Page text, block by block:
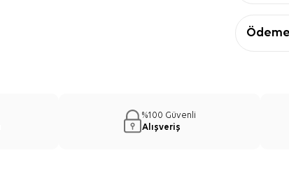
%100 Güvenli
Alışveriş